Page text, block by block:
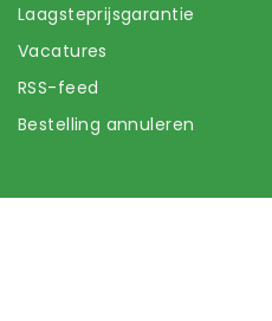
Laagsteprijsgarantie
Vacatures
RSS-feed
Bestelling annuleren